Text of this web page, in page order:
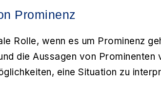
Prominenz
Rolle, wenn es um Prominenz
die Aussagen von Prominenten
eine Situation zu